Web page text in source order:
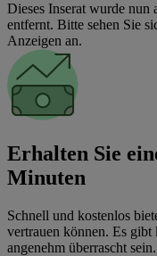
Dieses Inserat wurde nun
entfernt. Bitte sehen Sie
Anzeigen an.
Erhalten Sie
Minuten
Schnell und kostenlos
vertrauen können. Es
angenehm überrascht sein.